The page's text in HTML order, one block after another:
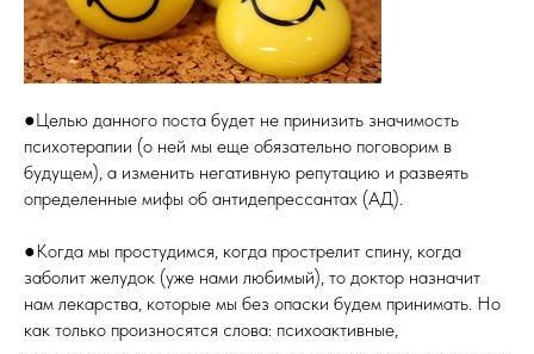
●Целью данного поста будет не принизить значимость
психотерапии (о ней мы еще обязательно поговорим в
будущем), а изменить негативную репутацию и развеять
определенные мифы об антидепрессантах (АД).
●Когда мы простудимся, когда прострелит спину, когда
заболит желудок (уже нами любимый), то доктор назначит
нам лекарства, которые мы без опаски будем принимать. Но
как только произносятся слова: психоактивные,